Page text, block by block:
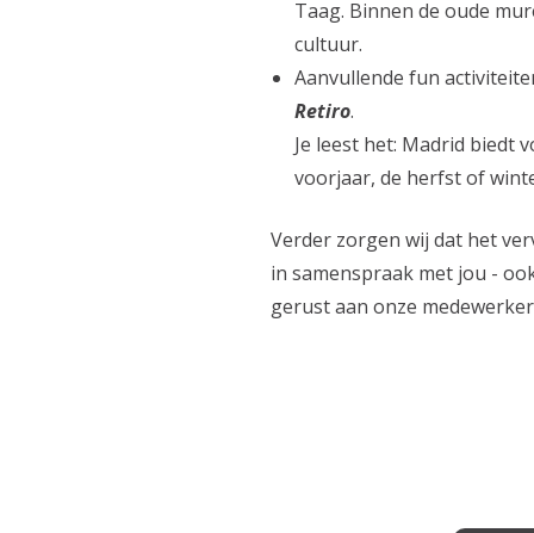
Taag. Binnen de oude
cultuur.
Aanvullende fun
Retiro.
Je leest het: Madrid biedt
voorjaar, de herfst of
Verder zorgen wij dat het
in samenspraak met jou -
gerust aan onze